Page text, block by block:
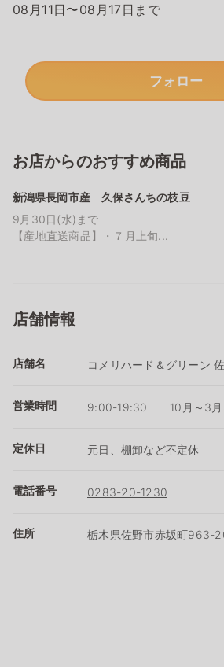
08月11日〜08月17日まで
フォロー
お店からのおすすめ商品
新潟県長岡市産 久保さんちの枝豆
9月30日(水)まで
【産地直送商品】・７月上旬...
店舗情報
店舗名 コメリハード＆グリーン
営業時間 9:00-19:30 10月～3月
定休日 元日、棚卸など不定休
電話番号 0283-20-1230
住所 栃木県佐野市赤坂町963-